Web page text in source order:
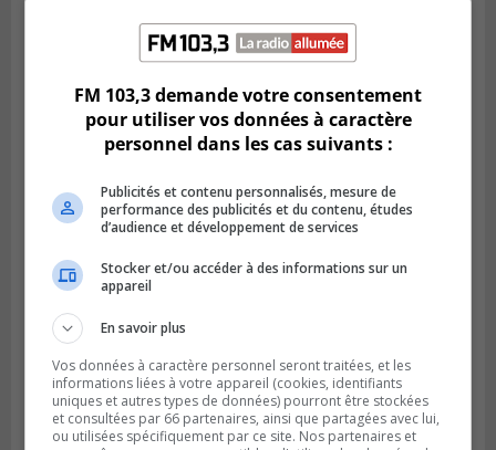
SAINT-LAMBERT
Publié le 5 août 2026 à 08h23
De la fibrose kystique à l’Ironman : le
parcours inspirant d’Emma Fontaine
FM 103,3 demande votre consentement
pour utiliser vos données à caractère
personnel dans les cas suivants :
Publicités et contenu personnalisés, mesure de
performance des publicités et du contenu, études
d’audience et développement de services
Stocker et/ou accéder à des informations sur un
appareil
En savoir plus
Vos données à caractère personnel seront traitées, et les
informations liées à votre appareil (cookies, identifiants
uniques et autres types de données) pourront être stockées
et consultées par 66 partenaires, ainsi que partagées avec lui,
ou utilisées spécifiquement par ce site. Nos partenaires et